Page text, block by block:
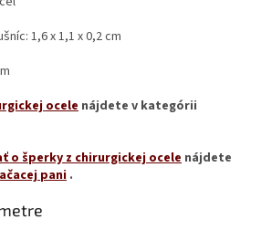
1,6 x 1,1 x 0,2 cm
ocele nájdete v kategórii
o šperky z chirurgickej ocele nájdete
pani .